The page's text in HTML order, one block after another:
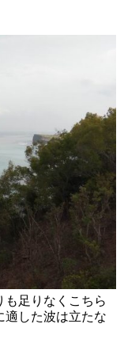
も足りなくこちら
適した波は立たな